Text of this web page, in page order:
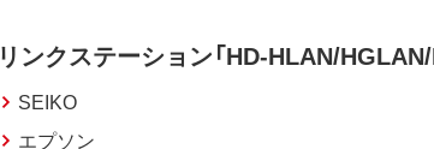
リンクステーション「HD-HLAN/
SEIKO
エプソン